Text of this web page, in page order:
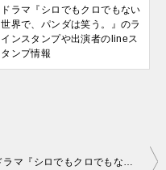
ドラマ『シロでもクロでもない
世界で、パンダは笑う。』のラ
インスタンプや出演者のlineス
タンプ情報